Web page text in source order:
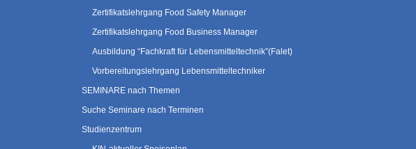
Zertifikatslehrgang Food Safety Manager
Zertifikatslehrgang Food Business Manager
Ausbildung “Fachkraft für Lebensmitteltechnik”(Falet)
Vorbereitungslehrgang Lebensmitteltechniker
SEMINARE nach Themen
Suche Seminare nach Terminen
Studienzentrum